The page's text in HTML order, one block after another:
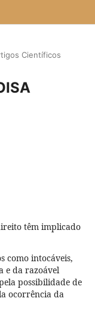
Científicos
têm implicado
como intocáveis,
e da razoável
possibilidade de
ocorrência da